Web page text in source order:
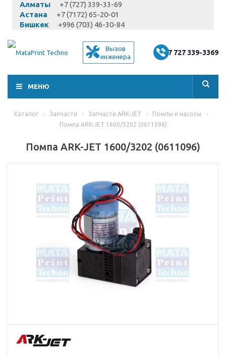
Алматы
+7 (727) 339-33-69
Астана
+7 (7172) 65-20-01
Бишкек
+996 (703) 46-30-84
Вызов
инженера
+7 727 339-3369
МЕНЮ
Каталог - Запчасти - Запчасти ARK-JET - Помпы и насосы
-
Помпа ARK-JET 1600/3202 (0611096)
Помпа ARK-JET 1600/3202 (0611096)